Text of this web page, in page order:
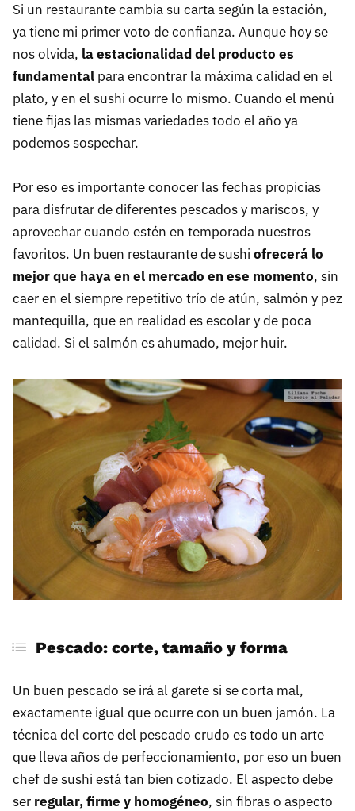
Si un restaurante cambia su carta según la estación,
ya tiene mi primer voto de confianza. Aunque hoy se
nos olvida, la estacionalidad del producto es
fundamental para encontrar la máxima calidad en el
plato, y en el sushi ocurre lo mismo. Cuando el menú
tiene fijas las mismas variedades todo el año ya
podemos sospechar.
Por eso es importante conocer las fechas propicias
para disfrutar de diferentes pescados y mariscos, y
aprovechar cuando estén en temporada nuestros
favoritos. Un buen restaurante de sushi ofrecerá lo
mejor que haya en el mercado en ese momento, sin
caer en el siempre repetitivo trío de atún, salmón y pez
mantequilla, que en realidad es escolar y de poca
calidad. Si el salmón es ahumado, mejor huir.
Pescado: corte, tamaño y forma
Un buen pescado se irá al garete si se corta mal,
exactamente igual que ocurre con un buen jamón. La
técnica del corte del pescado crudo es todo un arte
que lleva años de perfeccionamiento, por eso un buen
chef de sushi está tan bien cotizado. El aspecto debe
ser regular, firme y homogéneo, sin fibras o aspecto